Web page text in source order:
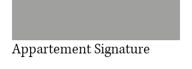
Appartement Signature